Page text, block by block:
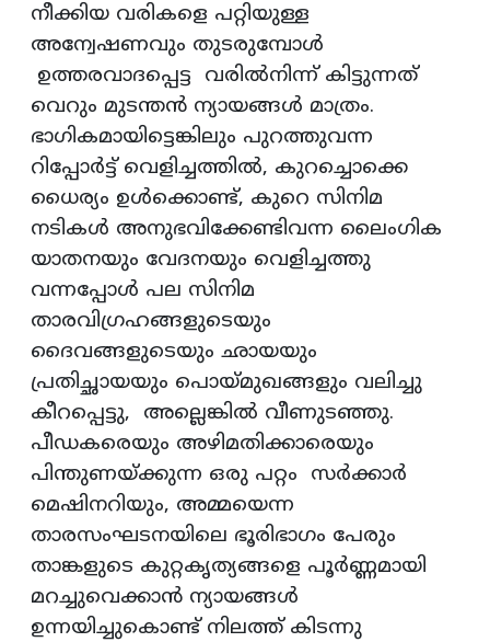
നീക്കിയ വരികളെ പറ്റിയുള്ള
അന്വേഷണവും തുടരുമ്പോൾ
ഉത്തരവാദപ്പെട്ട വരിൽനിന്ന് കിട്ടുന്നത്
വെറും മുടന്തൻ ന്യായങ്ങൾ മാത്രം.
ഭാഗികമായിട്ടെങ്കിലും പുറത്തുവന്ന
റിപ്പോർട്ട് വെളിച്ചത്തിൽ, കുറച്ചൊക്കെ
ധൈര്യം ഉൾക്കൊണ്ട്, കുറെ സിനിമ
നടികൾ അനുഭവിക്കേണ്ടിവന്ന ലൈംഗിക
യാതനയും വേദനയും വെളിച്ചത്തു
വന്നപ്പോൾ പല സിനിമ
താരവിഗ്രഹങ്ങളുടെയും
ദൈവങ്ങളുടെയും ഛായയും
പ്രതിച്ഛായയും പൊയ്‌മുഖങ്ങളും വലിച്ചു
കീറപ്പെട്ടു, അല്ലെങ്കിൽ വീണുടഞ്ഞു.
പീഡകരെയും അഴിമതിക്കാരെയും
പിന്തുണയ്ക്കുന്ന ഒരു പറ്റം സർക്കാർ
മെഷിനറിയും, അമ്മയെന്ന
താരസംഘടനയിലെ ഭൂരിഭാഗം പേരും
താങ്കളുടെ കുറ്റകൃത്യങ്ങളെ പൂർണ്ണമായി
മറച്ചുവെക്കാൻ ന്യായങ്ങൾ
ഉന്നയിച്ചുകൊണ്ട് നിലത്ത് കിടന്നു